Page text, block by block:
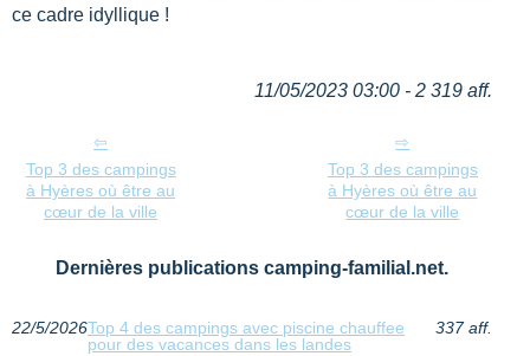
ce cadre idyllique !
11/05/2023 03:00 - 2 319 aff.
Top 3 des campings
à Hyères où être au
cœur de la ville
Top 3 des campings
à Hyères où être au
cœur de la ville
Dernières publications camping-familial.net.
22/5/2026Top 4 des campings avec piscine chauffee
pour des vacances dans les landes
337 aff.